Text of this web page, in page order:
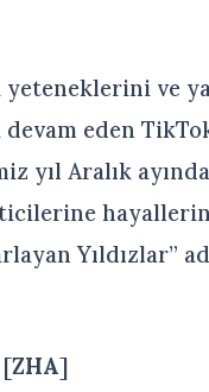
ve
eden
yıl Aralık
Yıldızlar”
[ZHA]